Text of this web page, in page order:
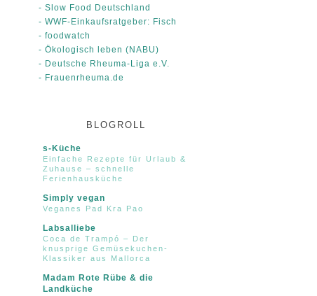
- Slow Food Deutschland
- WWF-Einkaufsratgeber: Fisch
- foodwatch
- Ökologisch leben (NABU)
- Deutsche Rheuma-Liga e.V.
- Frauenrheuma.de
BLOGROLL
s-Küche
Einfache Rezepte für Urlaub &
Zuhause – schnelle
Ferienhausküche
Simply vegan
Veganes Pad Kra Pao
Labsalliebe
Coca de Trampó – Der
knusprige Gemüsekuchen-
Klassiker aus Mallorca
Madam Rote Rübe & die
Landküche